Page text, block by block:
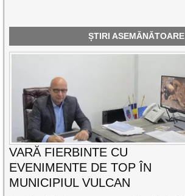
ȘTIRI ASEMĂNĂTOARE
VARĂ FIERBINTE CU
EVENIMENTE DE TOP ÎN
MUNICIPIUL VULCAN